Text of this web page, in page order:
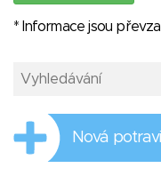
* Informace jsou
Nová